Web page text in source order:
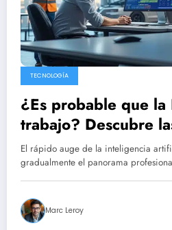
TECNOLOGÍA
¿Es probable que
trabajo? Descubre
más vulnerables a
tecnológica.
El rápido auge de la inteligencia
gradualmente el panorama
Marc Leroy